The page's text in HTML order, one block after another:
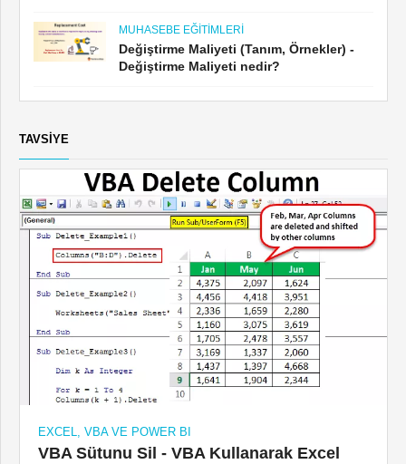
MUHASEBE EĞITIMLERI
Değiştirme Maliyeti (Tanım, Örnekler) -
Değiştirme Maliyeti nedir?
TAVSIYE
EXCEL, VBA VE POWER BI
VBA Sütunu Sil - VBA Kullanarak Excel